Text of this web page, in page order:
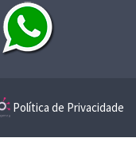
Política de Privacidade